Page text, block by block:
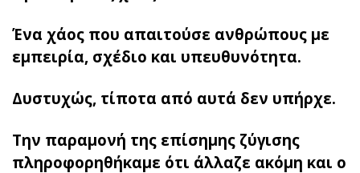
Ένα χάος που απαιτούσε ανθρώπους με
εμπειρία, σχέδιο και υπευθυνότητα.
Δυστυχώς, τίποτα από αυτά δεν υπήρχε.
Την παραμονή της επίσημης ζύγισης
πληροφορηθήκαμε ότι άλλαζε ακόμη και ο